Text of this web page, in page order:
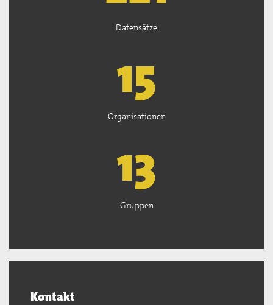
Datensätze
15
Organisationen
13
Gruppen
Kontakt